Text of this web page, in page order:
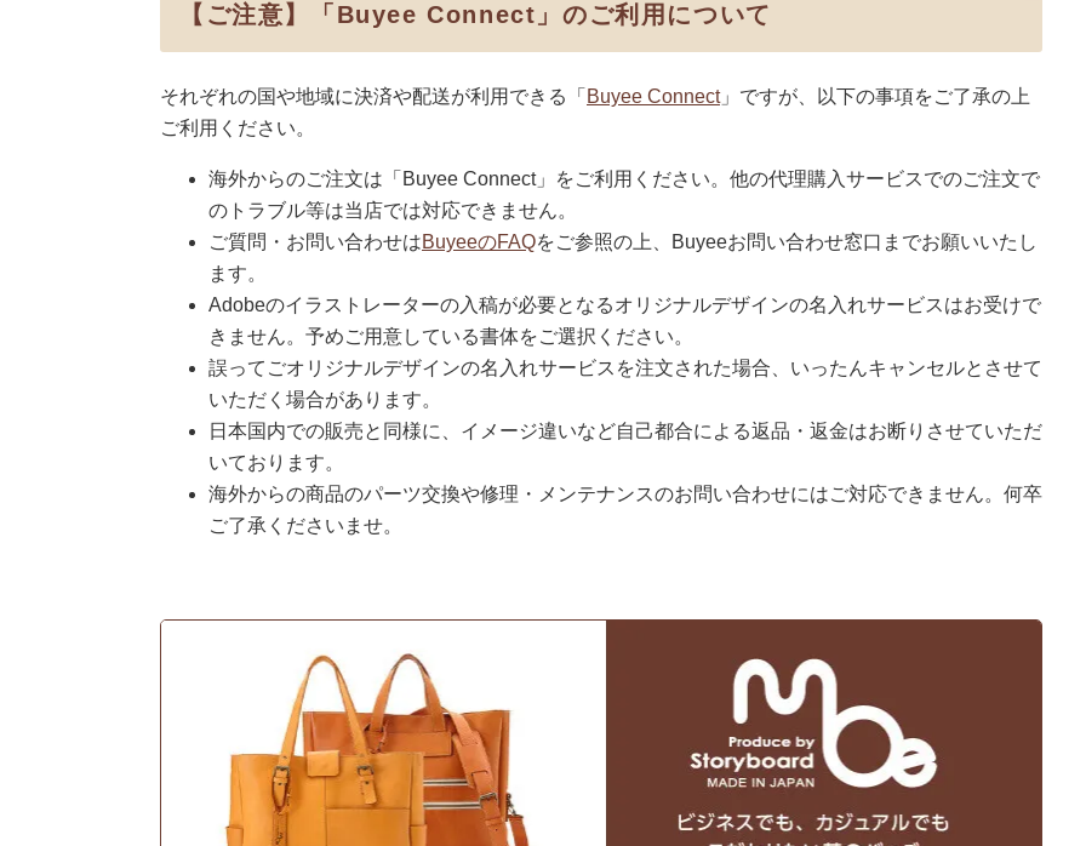
【ご注意】「Buyee Connect」のご利用について
それぞれの国や地域に決済や配送が利用できる「 Buyee Connect」ですが、以下の事項をご了承の上
ご利用ください。
海外からのご注文は「Buyee Connect」をご利用ください。他の代理購入サービスでのご注文で
のトラブル等は当店では対応できません。
ご質問・お問い合わせはBuyeeのFAQをご参照の上、Buyeeお問い合わせ窓口までお願いいたし
ます。
Adobeのイラストレーターの入稿が必要となるオリジナルデザインの名入れサービスはお受けで
きません。予めご用意している書体をご選択ください。
誤ってごオリジナルデザインの名入れサービスを注文された場合、いったんキャンセルとさせて
いただく場合があります。
日本国内での販売と同様に、イメージ違いなど自己都合による返品・返金はお断りさせていただ
いております。
海外からの商品のパーツ交換や修理・メンテナンスのお問い合わせにはご対応できません。何卒
ご了承くださいませ。